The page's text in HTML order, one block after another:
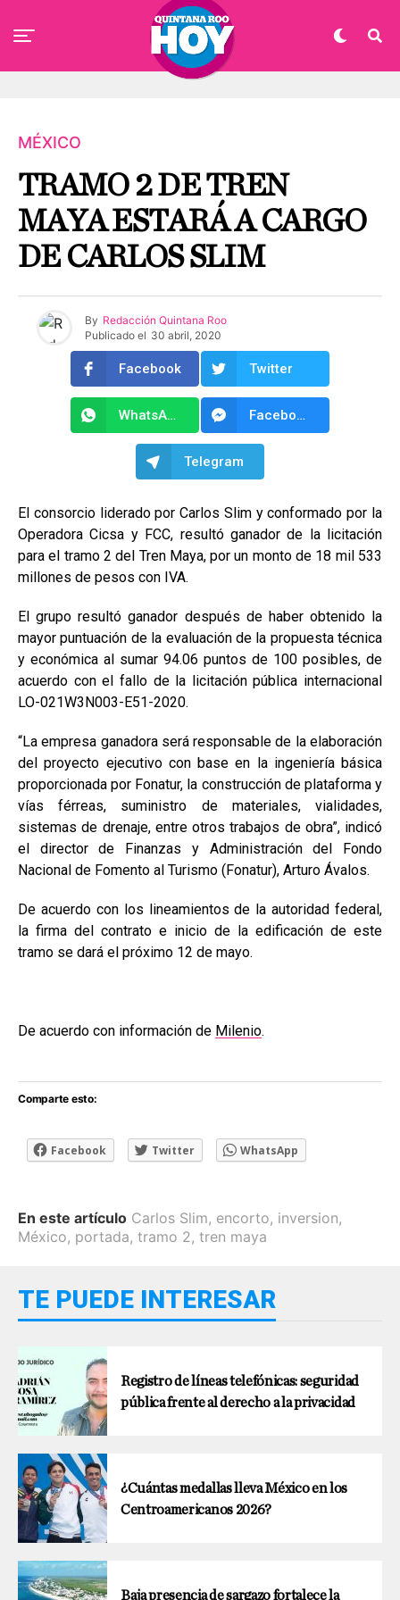
MÉXICO
TRAMO 2 DE TREN
MAYA ESTARÁ A CARGO
DE CARLOS SLIM
By Redacción Quintana Roo
Publicado el 30 abril, 2020
Facebook Twitter
WhatsApp Facebook Messenger
Telegram
El consorcio liderado por Carlos Slim y conformado por la
Operadora Cicsa y FCC, resultó ganador de la licitación
para el tramo 2 del Tren Maya, por un monto de 18 mil 533
millones de pesos con IVA.
El grupo resultó ganador después de haber obtenido la
mayor puntuación de la evaluación de la propuesta técnica
y económica al sumar 94.06 puntos de 100 posibles, de
acuerdo con el fallo de la licitación pública internacional
LO-021W3N003-E51-2020.
“La empresa ganadora será responsable de la elaboración
del proyecto ejecutivo con base en la ingeniería básica
proporcionada por Fonatur, la construcción de plataforma y
vías férreas, suministro de materiales, vialidades,
sistemas de drenaje, entre otros trabajos de obra”, indicó
el director de Finanzas y Administración del Fondo
Nacional de Fomento al Turismo (Fonatur), Arturo Ávalos.
De acuerdo con los lineamientos de la autoridad federal,
la firma del contrato e inicio de la edificación de este
tramo se dará el próximo 12 de mayo.
De acuerdo con información de Milenio.
Comparte esto:
Facebook Twitter WhatsApp
En este artículo Carlos Slim, encorto, inversion,
México, portada, tramo 2, tren maya
TE PUEDE INTERESAR
Registro de líneas telefónicas: seguridad
pública frente al derecho a la privacidad
¿Cuántas medallas lleva México en los
Centroamericanos 2026?
Baja presencia de sargazo fortalece la